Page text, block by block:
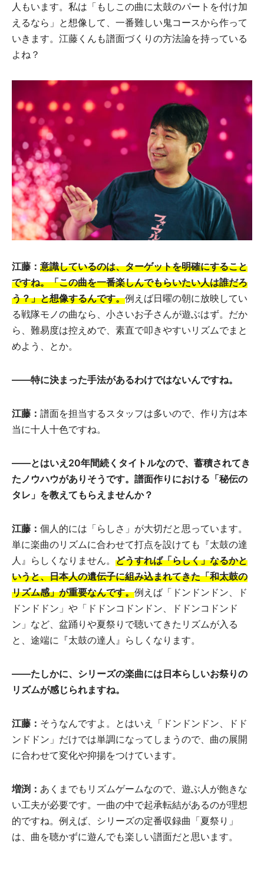
人もいます。私は「もしこの曲に太鼓のパートを付け加
えるなら」と想像して、一番難しい鬼コースから作って
いきます。江藤くんも譜面づくりの方法論を持っている
よね？
江藤： 意識しているのは、ターゲットを明確にすること
ですね。「この曲を一番楽しんでもらいたい人は誰だろ
う？」と想像するんです。例えば日曜の朝に放映してい
る戦隊モノの曲なら、小さいお子さんが遊ぶはず。だか
ら、難易度は控えめで、素直で叩きやすいリズムでまと
めよう、とか。
――特に決まった手法があるわけではないんですね。
江藤： 譜面を担当するスタッフは多いので、作り方は本
当に十人十色ですね。
――とはいえ20年間続くタイトルなので、蓄積されてき
たノウハウがありそうです。譜面作りにおける「秘伝の
タレ」を教えてもらえませんか？
江藤： 個人的には「らしさ」が大切だと思っています。
単に楽曲のリズムに合わせて打点を設けても『太鼓の達
人』らしくなりません。 どうすれば「らしく」なるかと
いうと、日本人の遺伝子に組み込まれてきた「和太鼓の
リズム感」が重要なんです。例えば「ドンドンドン、ド
ドンドドン」や「ドドンコドンドン、ドドンコドンド
ン」など、盆踊りや夏祭りで聴いてきたリズムが入る
と、途端に『太鼓の達人』らしくなります。
――たしかに、シリーズの楽曲には日本らしいお祭りの
リズムが感じられますね。
江藤： そうなんですよ。とはいえ「ドンドンドン、ドド
ンドドン」だけでは単調になってしまうので、曲の展開
に合わせて変化や抑揚をつけています。
増渕： あくまでもリズムゲームなので、遊ぶ人が飽きな
い工夫が必要です。一曲の中で起承転結があるのが理想
的ですね。例えば、シリーズの定番収録曲「夏祭り」
は、曲を聴かずに遊んでも楽しい譜面だと思います。